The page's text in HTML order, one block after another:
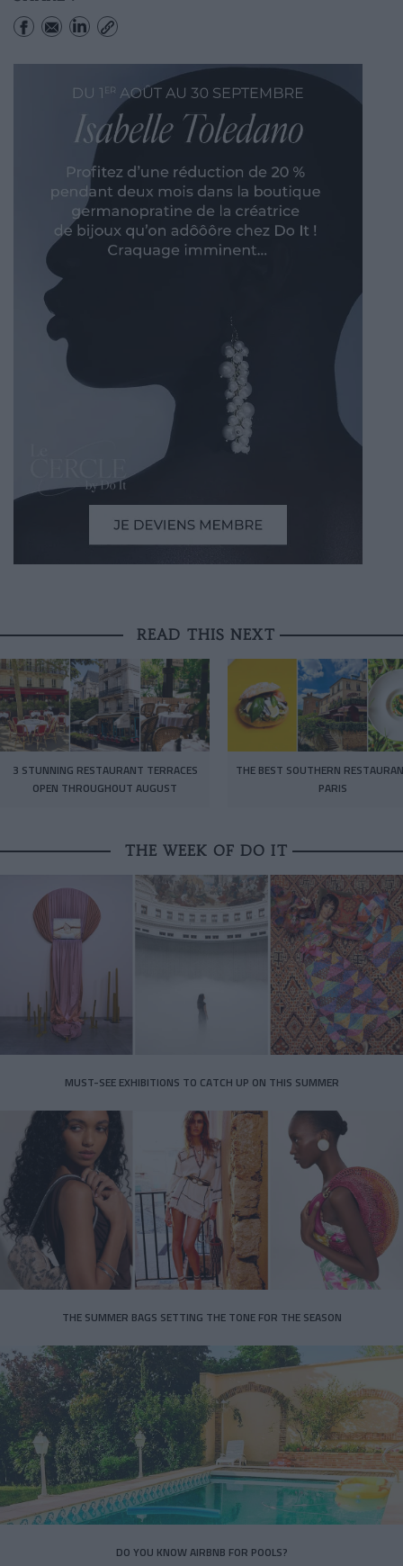
READ THIS NEXT
3 STUNNING RESTAURANT TERRACES
OPEN THROUGHOUT AUGUST
THE BEST SOUTHERN
PARIS
THE WEEK OF DO IT
MUST-SEE EXHIBITIONS TO CATCH UP ON THIS SUMMER
THE SUMMER BAGS SETTING THE TONE FOR THE SEASON
DO YOU KNOW AIRBNB FOR POOLS?